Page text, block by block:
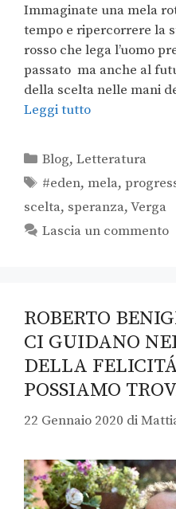
Immaginate una mela
tempo e ripercorrere la
rosso che lega l’uomo
passato ma anche al
della scelta nelle mani
Leggi tutto
Blog,Letteratura
#eden,mela,
scelta, speranza,Verga
Lascia un commento
ROBERTO
CI GUIDANO
DELLA
POSSIAMO
22 Gennaio 2020 di